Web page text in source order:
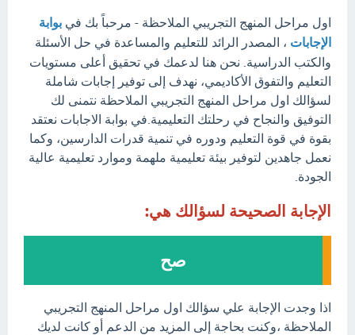
اول مراحل المنهج التجريبي الملاحظة - مرحباً بك في بوابة
الإجابات ، المصدر الرائد للتعليم والمساعدة في حل الأسئلة
والكتب الدراسية. نحن هنا لدعمك في تحقيق أعلى مستويات
التعليم والتفوق الأكاديمي، نهدف إلى توفير إجابات شاملة
لسؤالك اول مراحل المنهج التجريبي الملاحظة نتمنى لك
التوفيق والنجاح في رحلتك التعليمية.في بوابة الاجابات نعتقد
بقوة في قوة التعليم ودوره في تنمية قدرات الدارسين، وكما
نعمل جاهدين لتوفير بيئة تعليمية ملهمة وموارد تعليمية عالية
الجودة.
الإجابة الصحيحة لسؤالك هي:
صح
اذا وجدت الإجابة علي سؤالك اول مراحل المنهج التجريبي
الملاحظة ،وكنت بحاجة إلى المزيد من الدعم أو كانت لديك